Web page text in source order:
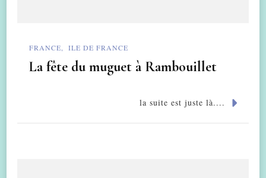
FRANCE ILE DE FRANCE
La fête du muguet à Rambouillet
la suite est juste là....